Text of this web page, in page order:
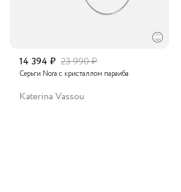
14 394 ₽ 23 990 ₽
Серьги Nora с кристаллом параиба
Katerina Vassou